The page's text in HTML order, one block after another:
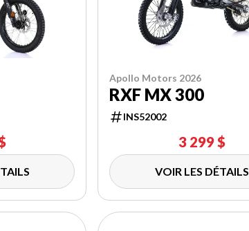
Apollo Motors 2026
RXF MX 300
INS52002
3 299 $
VOIR LES DÉTAILS